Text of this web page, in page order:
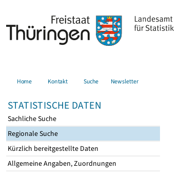
Home Kontakt Suche Newsletter
STATISTISCHE DATEN
Sachliche Suche
Regionale Suche
Kürzlich bereitgestellte Daten
Allgemeine Angaben, Zuordnungen